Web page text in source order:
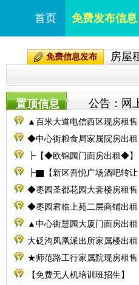
首页 免费发布信息
免费信息发布 房屋
置顶信息 公告：网
▲百米大道电信西区现房租售
◆中心街粮食局家属院房出租
┣【◆欧锦园门面房出租◆】
┣▇【新区吾悦广场酒吧转让
◆枣园圣都花园大套楼房租售
◆枣园君临上苑二层商铺出租
▲中心街慧园大厦门面房出租
大砭沟凤凰派出所家属楼出租
★师范路工行家属院现房租售
【免费无人机培训班招生】